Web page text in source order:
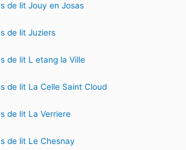
de lit Jouy en Josas
de lit Juziers
de lit L etang la Ville
de lit La Celle Saint Cloud
de lit La Verriere
de lit Le Chesnay